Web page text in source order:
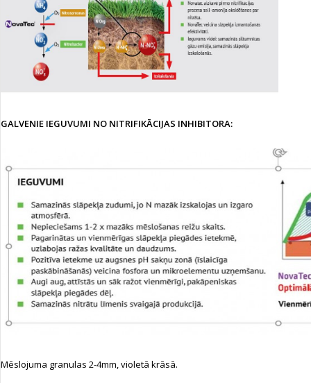
GALVENIE IEGUVUMI NO NITRIFIKĀCIJAS INHIBITORA:
Mēslojuma granulas 2-4mm, violetā krāsā.